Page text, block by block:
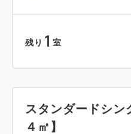
館内には・・・
飲食店舗、コンビニ（フ
残り 1 室
スタンダードシン
４㎡】